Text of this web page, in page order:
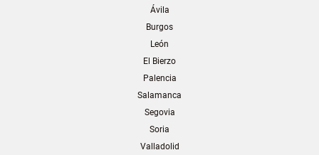
Ávila
Burgos
León
El Bierzo
Palencia
Salamanca
Segovia
Soria
Valladolid